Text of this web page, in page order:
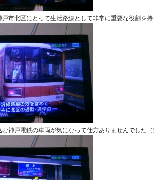
市北区にとって生活路線として非常に重要な役割を
神戸電鉄の車両が気になって仕方ありませんでした